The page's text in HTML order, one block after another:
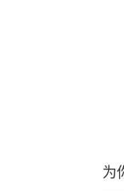
为